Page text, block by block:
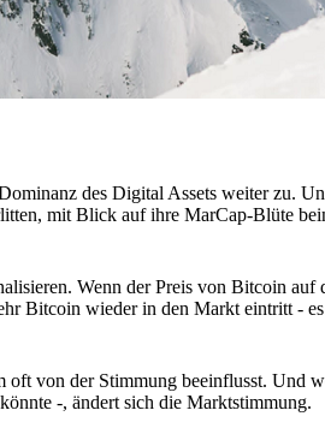
des Digital Assets weiter zu.
mit Blick auf ihre MarCap-Blüte
Wenn der Preis von Bitcoin auf
Bitcoin wieder in den Markt eintritt -
von der Stimmung beeinflusst. Und
-, ändert sich die Marktstimmung.